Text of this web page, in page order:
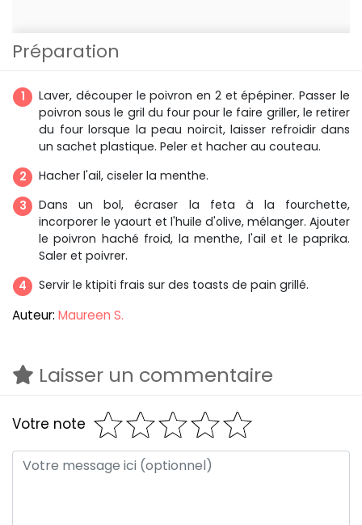
Préparation
Laver, découper le poivron en 2 et épépiner. Passer le
poivron sous le gril du four pour le faire griller, le retirer
du four lorsque la peau noircit, laisser refroidir dans
un sachet plastique. Peler et hacher au couteau.
Hacher l'ail, ciseler la menthe.
Dans un bol, écraser la feta à la fourchette,
incorporer le yaourt et l'huile d'olive, mélanger. Ajouter
le poivron haché froid, la menthe, l'ail et le paprika.
Saler et poivrer.
Servir le ktipiti frais sur des toasts de pain grillé.
Auteur: Maureen S.
Laisser un commentaire
Votre note